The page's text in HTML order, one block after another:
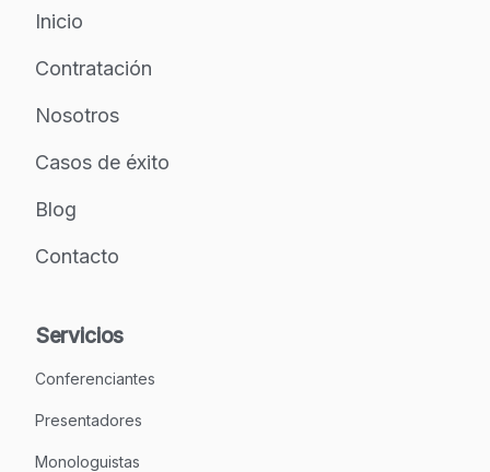
Inicio
Contratación
Nosotros
Casos de éxito
Blog
Contacto
Servicios
Conferenciantes
Presentadores
Monologuistas